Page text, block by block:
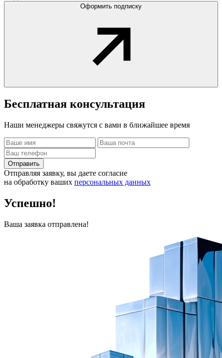
Оформить подписку
Бесплатная консультация
Наши менеджеры свяжутся с вами в ближайшее время
Отправить
Отправляя заявку, вы даете согласие
на обработку ваших персональных данных
Успешно!
Ваша заявка отправлена!